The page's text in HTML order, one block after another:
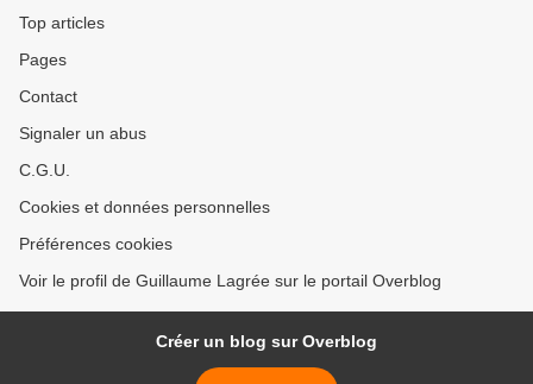
Top articles
Pages
Contact
Signaler un abus
C.G.U.
Cookies et données personnelles
Préférences cookies
Voir le profil de Guillaume Lagrée sur le portail Overblog
Créer un blog sur Overblog